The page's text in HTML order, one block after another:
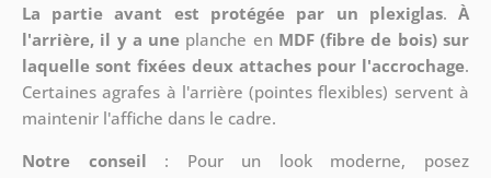
La partie avant est protégée par un plexiglas.À
l'arrière, il y a une planche en MDF (fibre de bois) sur
laquelle sont fixées deux attaches pour l'accrochage.
Certaines agrafes à l'arrière (pointes flexibles) servent à
maintenir l'affiche dans le cadre.
Notre conseil : Pour un look moderne, posez